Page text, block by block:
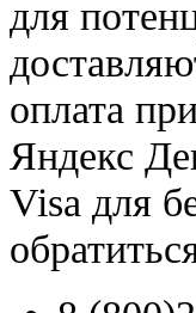
для
оплата
Яндекс
Visa для